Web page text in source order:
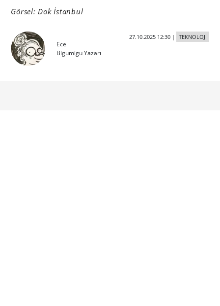
Görsel: Dok İstanbul
Ece
Bigumigu Yazarı
27.10.2025 12:30| TEKNOLOJİ